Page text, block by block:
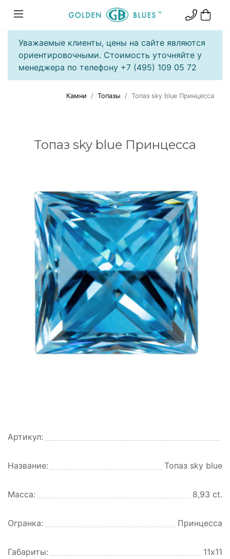
Уважаемые клиенты, цены на сайте являются
ориентировочными. Стоимость уточняйте у
менеджера по телефону +7 (495) 109 05 72
Камни Топазы Топаз sky blue Принцесса
Топаз sky blue Принцесса
Артикул:
Название: Топаз sky blue
Масса: 8,93 ct.
Огранка: Принцесса
Габариты: 11х11